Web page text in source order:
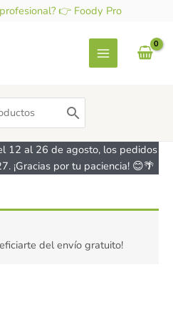
👉 Foody Pro
12 al 26 de agosto, los pedidos
¡Gracias por tu paciencia! 😊🌴
del envío gratuito!